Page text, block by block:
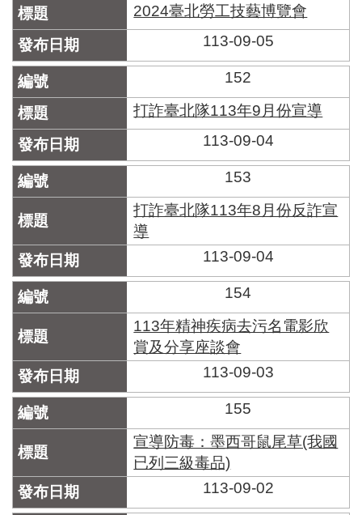
2024臺北勞工技藝博覽會
113-09-05
152
打詐臺北隊113年9月份宣導
113-09-04
153
打詐臺北隊113年8月份反詐宣
導
113-09-04
154
113年精神疾病去污名電影欣
賞及分享座談會
113-09-03
155
宣導防毒：墨西哥鼠尾草(我國
已列三級毒品)
113-09-02